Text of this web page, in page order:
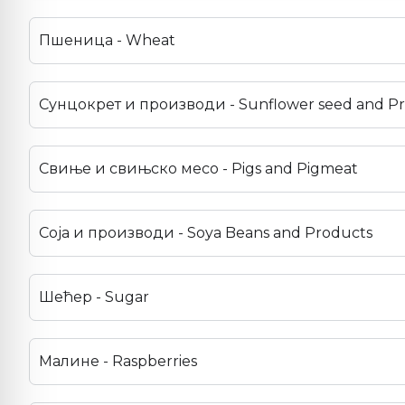
Пшеница - Wheat
Сунцокрет и производи - Sunflower seed and
Свиње и свињско месо - Pigs and Pigmeat
Соја и производи - Soya Beans and Products
Шећер - Sugar
Малине - Raspberries